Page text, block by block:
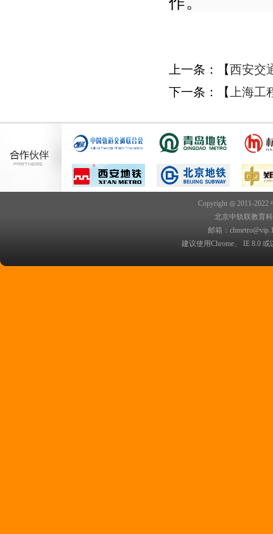
上一条：【西安交
下一条：【 上海
Copyright ◎ 2011-2022
北京中轨联教育
邮箱：
建议使用Chrome、 IE 8.0